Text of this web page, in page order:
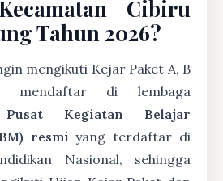
Cibiru
Tahun 2026?
mengikuti Kejar Paket A, B
di lembaga
Pusat Kegiatan Belajar
resmi yang terdaftar di
Nasional, sehingga